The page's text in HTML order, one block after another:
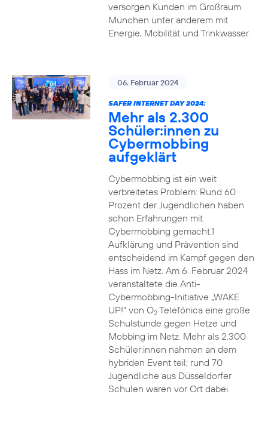
versorgen Kunden im Großraum
München unter anderem mit
Energie, Mobilität und Trinkwasser.
06. Februar 2024
SAFER INTERNET DAY 2024:
Mehr als 2.300
Schüler:innen zu
Cybermobbing
aufgeklärt
Cybermobbing ist ein weit
verbreitetes Problem: Rund 60
Prozent der Jugendlichen haben
schon Erfahrungen mit
Cybermobbing gemacht.1
Aufklärung und Prävention sind
entscheidend im Kampf gegen den
Hass im Netz. Am 6. Februar 2024
veranstaltete die Anti-
Cybermobbing-Initiative „WAKE
UP!“ von O2Telefónica eine große
Schulstunde gegen Hetze und
Mobbing im Netz. Mehr als 2.300
Schüler:innen nahmen an dem
hybriden Event teil; rund 70
Jugendliche aus Düsseldorfer
Schulen waren vor Ort dabei.